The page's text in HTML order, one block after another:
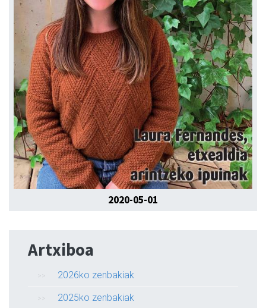
2020-05-01
Artxiboa
2026ko zenbakiak
2025ko zenbakiak